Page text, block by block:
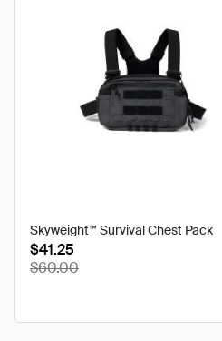
Skyweight™ Survival Chest Pack
$41.25
$60.00